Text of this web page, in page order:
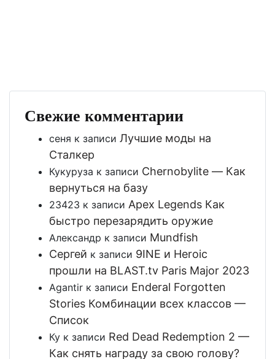
Свежие комментарии
сеня к записи Лучшие моды на
Сталкер
Кукуруза к записи Chernobylite — Как
вернуться на базу
23423 к записи Apex Legends Как
быстро перезарядить оружие
Александр к записи Mundfish
Сергей к записи 9INE и Heroic
прошли на BLAST.tv Paris Major 2023
Agantir к записи Enderal Forgotten
Stories Комбинации всех классов —
Список
Ку к записи Red Dead Redemption 2 —
Как снять награду за свою голову?